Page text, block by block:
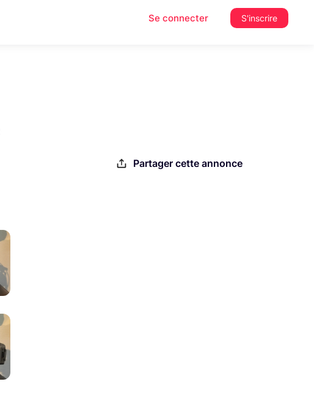
Se connecter S'inscrire
Partager cette annonce